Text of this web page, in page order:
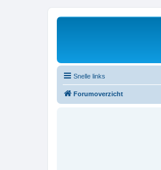
Snelle links
Forumoverzicht